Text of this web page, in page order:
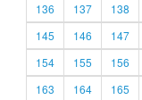
136
137 138
145
146 147
154
155 156
163
164 165